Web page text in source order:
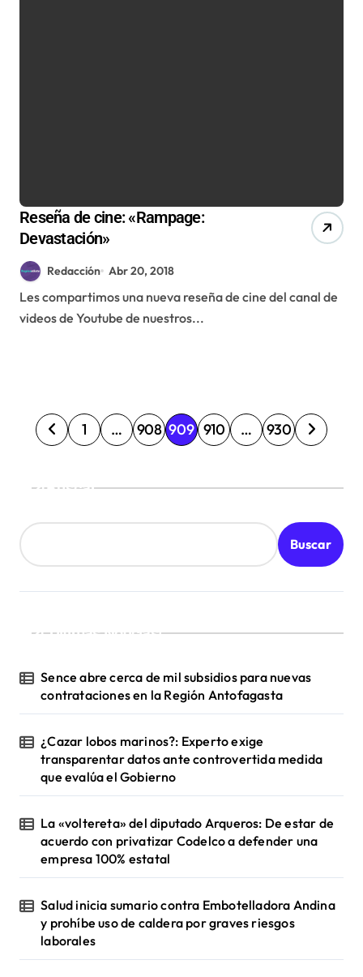
Reseña de cine: «Rampage:
Devastación»
Redacción Abr 20, 2018
Les compartimos una nueva reseña de cine del canal de
videos de Youtube de nuestros...
P
a
n
a
c
ó
n
d
e
e
n
t
r
a
d
a
s
1 … 908 909 910 … 930
Buscar
Buscar
¡Ultimas Noticias!
Sence abre cerca de mil subsidios para nuevas
contrataciones en la Región Antofagasta
¿Cazar lobos marinos?: Experto exige
transparentar datos ante controvertida medida
que evalúa el Gobierno
La «voltereta» del diputado Arqueros: De estar de
acuerdo con privatizar Codelco a defender una
empresa 100% estatal
Salud inicia sumario contra Embotelladora Andina
y prohíbe uso de caldera por graves riesgos
laborales